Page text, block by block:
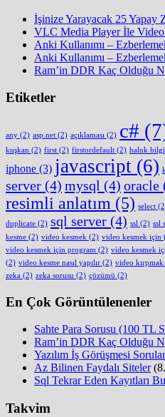
İşinize Yarayacak 25 Yapay
VLC Media Player İle Video
Anki Kullanımı –
Anki Kullanımı –
Ram’in DDR Kaç Olduğu
Etiketler
any (2) asp.net (2) açıklaması (2) c#
kuşkan (2) first (2) firstordefault (2) haluk
iphone (3) javascript (6)
server (4) mysql (4) oracle
resimli anlatım (5) select
duplicate (2) sql server (4) ssl (2) ssl
kesme (2) video kesmek (2) video kesmek için
video kesmek için program (2) video kesmek
(2) video kesme nasıl yapılır (2) video kırpmak
zeka (2) zeka sorusu (2) çözümü (2)
En Çok Görüntülenenler
Sahte Para Sorusu (100 TL
Ram’in DDR Kaç Olduğu
Yazılım İş Görüşmesi
Az Bilinen Faydalı Siteler
Sql Tekrar Eden Kayıtları
Takvim